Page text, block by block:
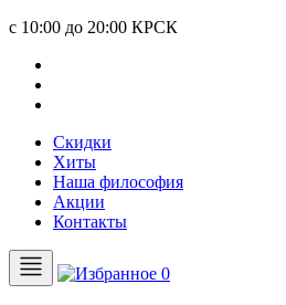
c 10:00 до 20:00 КРСК
Скидки
Хиты
Наша философия
Акции
Контакты
0